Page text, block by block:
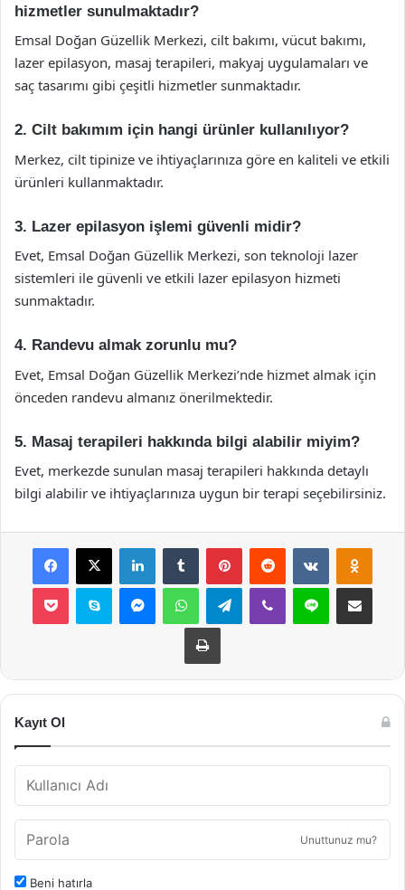
hizmetler sunulmaktadır?
Emsal Doğan Güzellik Merkezi, cilt bakımı, vücut bakımı,
lazer epilasyon, masaj terapileri, makyaj uygulamaları ve
saç tasarımı gibi çeşitli hizmetler sunmaktadır.
2. Cilt bakımım için hangi ürünler kullanılıyor?
Merkez, cilt tipinize ve ihtiyaçlarınıza göre en kaliteli ve etkili
ürünleri kullanmaktadır.
3. Lazer epilasyon işlemi güvenli midir?
Evet, Emsal Doğan Güzellik Merkezi, son teknoloji lazer
sistemleri ile güvenli ve etkili lazer epilasyon hizmeti
sunmaktadır.
4. Randevu almak zorunlu mu?
Evet, Emsal Doğan Güzellik Merkezi’nde hizmet almak için
önceden randevu almanız önerilmektedir.
5. Masaj terapileri hakkında bilgi alabilir miyim?
Evet, merkezde sunulan masaj terapileri hakkında detaylı
bilgi alabilir ve ihtiyaçlarınıza uygun bir terapi seçebilirsiniz.
Facebook
X LinkedInTumblr PinterestReddit VKontakte
Pocket Skype MessengerWhatsAppTelegramViber Line E-Posta ile
Yazdır
Kayıt Ol
Unuttunuz mu?
Beni hatırla